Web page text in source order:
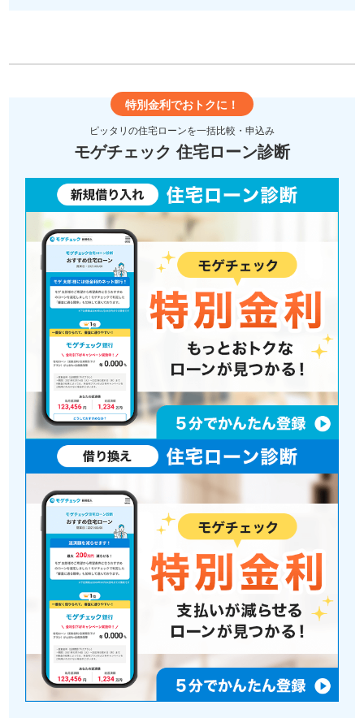
特別金利でおトクに！
ピッタリの住宅ローンを一括比較・申込み
モゲチェック 住宅ローン診断